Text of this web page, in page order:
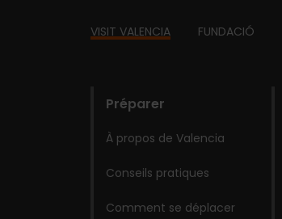
Footer
VISIT VALENCIA FUNDACIÓ
Préparer
À propos de Valencia
Conseils pratiques
Comment se déplacer